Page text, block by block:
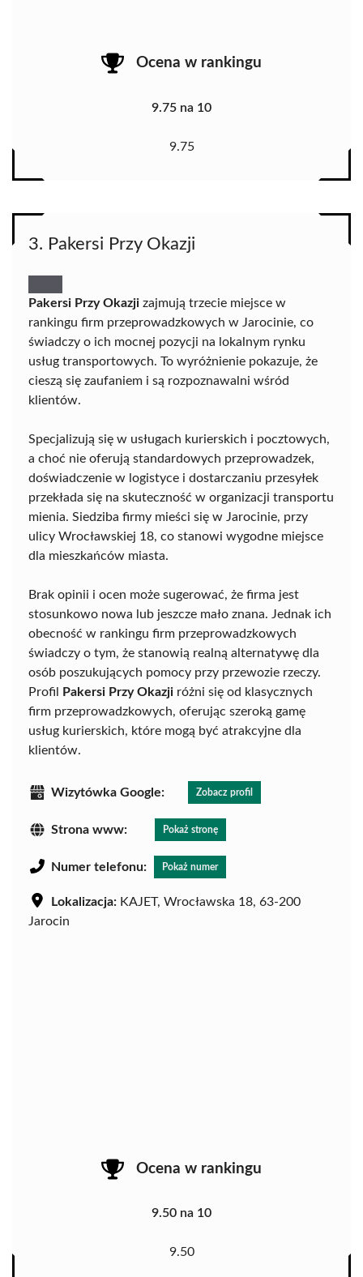
Ocena w rankingu
9.75 na 10
9.75
3. Pakersi Przy Okazji
Pakersi Przy Okazji zajmują trzecie miejsce w
rankingu firm przeprowadzkowych w Jarocinie, co
świadczy o ich mocnej pozycji na lokalnym rynku
usług transportowych. To wyróżnienie pokazuje, że
cieszą się zaufaniem i są rozpoznawalni wśród
klientów.
Specjalizują się w usługach kurierskich i pocztowych,
a choć nie oferują standardowych przeprowadzek,
doświadczenie w logistyce i dostarczaniu przesyłek
przekłada się na skuteczność w organizacji transportu
mienia. Siedziba firmy mieści się w Jarocinie, przy
ulicy Wrocławskiej 18, co stanowi wygodne miejsce
dla mieszkańców miasta.
Brak opinii i ocen może sugerować, że firma jest
stosunkowo nowa lub jeszcze mało znana. Jednak ich
obecność w rankingu firm przeprowadzkowych
świadczy o tym, że stanowią realną alternatywę dla
osób poszukujących pomocy przy przewozie rzeczy.
Profil
Pakersi Przy Okazji różni się od klasycznych
firm przeprowadzkowych, oferując szeroką gamę
usług kurierskich, które mogą być atrakcyjne dla
klientów.
Wizytówka Google: Zobacz profil
Strona www: Pokaż stronę
Numer telefonu: Pokaż numer
Lokalizacja: KAJET, Wrocławska 18, 63-200
Jarocin
Ocena w rankingu
9.50 na 10
9.50